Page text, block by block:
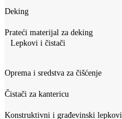
Deking
Prateći materijal za deking
Lepkovi i čistači
Oprema i sredstva za čišćenje
Čistači za kantericu
Konstruktivni i građevinski lepkovi